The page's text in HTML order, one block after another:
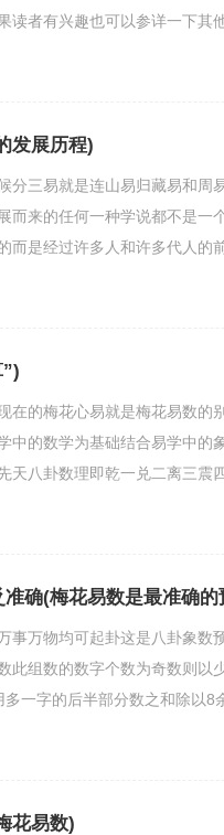
读者有兴趣也可以参详一下其
发展历程)
分三易就是连山易归藏易和周
而来的任何一种学说都不是一
而是经过许多人和许多代人的
在的梅花心易就是梅花易数的
中的数学为基础结合易学中的
天八卦数理即乾一兑二离三震
确(梅花易数是最准确的
事万物均可起卦这是八卦象数
此组数的数字个数为奇数则以
一字的后半部分数之和除以8
花易数)